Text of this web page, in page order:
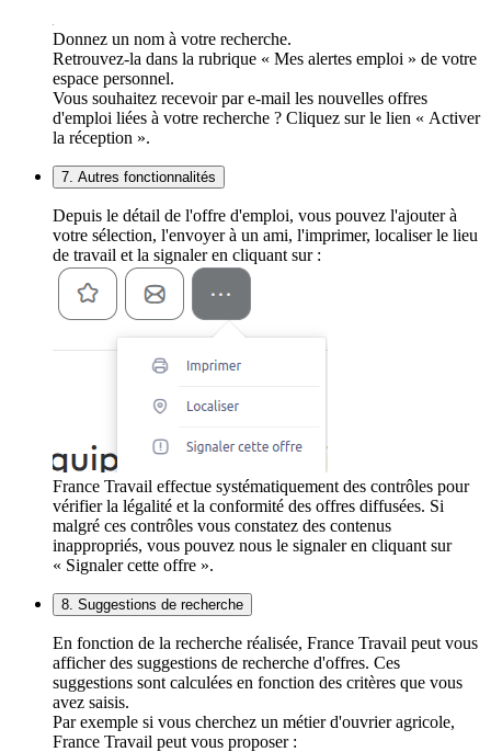
Donnez un nom à votre recherche.
Retrouvez-la dans la rubrique « Mes alertes emploi » de votre
espace personnel.
Vous souhaitez recevoir par e-mail les nouvelles offres
d'emploi liées à votre recherche ? Cliquez sur le lien « Activer
la réception ».
7. Autres fonctionnalités
Depuis le détail de l'offre d'emploi, vous pouvez l'ajouter à
votre sélection, l'envoyer à un ami, l'imprimer, localiser le lieu
de travail et la signaler en cliquant sur :
France Travail effectue systématiquement des contrôles pour
vérifier la légalité et la conformité des offres diffusées. Si
malgré ces contrôles vous constatez des contenus
inappropriés, vous pouvez nous le signaler en cliquant sur
« Signaler cette offre ».
8. Suggestions de recherche
En fonction de la recherche réalisée, France Travail peut vous
afficher des suggestions de recherche d'offres. Ces
suggestions sont calculées en fonction des critères que vous
avez saisis.
Par exemple si vous cherchez un métier d'ouvrier agricole,
France Travail peut vous proposer :